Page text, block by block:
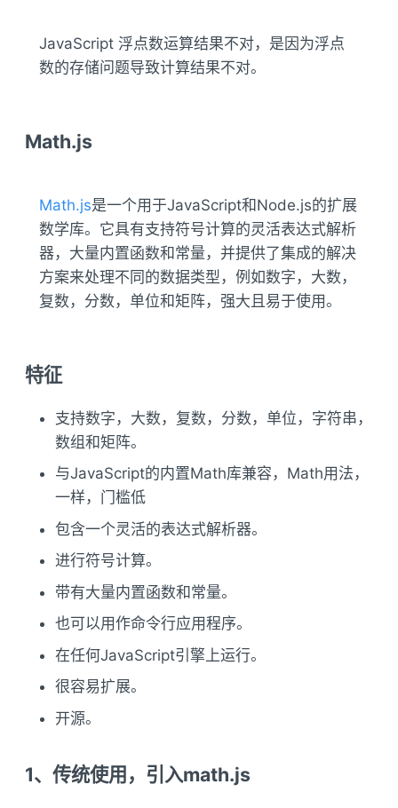
JavaScript 浮点数运算结果不对，是因为浮点
数的存储问题导致计算结果不对。
Math.js
Math.js是一个用于JavaScript和Node.js的扩展
数学库。它具有支持符号计算的灵活表达式解析
器，大量内置函数和常量，并提供了集成的解决
方案来处理不同的数据类型，例如数字，大数，
复数，分数，单位和矩阵，强大且易于使用。
特征
支持数字，大数，复数，分数，单位，字符串，
数组和矩阵。
与JavaScript的内置Math库兼容，Math用法，
一样，门槛低
包含一个灵活的表达式解析器。
进行符号计算。
带有大量内置函数和常量。
也可以用作命令行应用程序。
在任何JavaScript引擎上运行。
很容易扩展。
开源。
1、传统使用，引入math.js